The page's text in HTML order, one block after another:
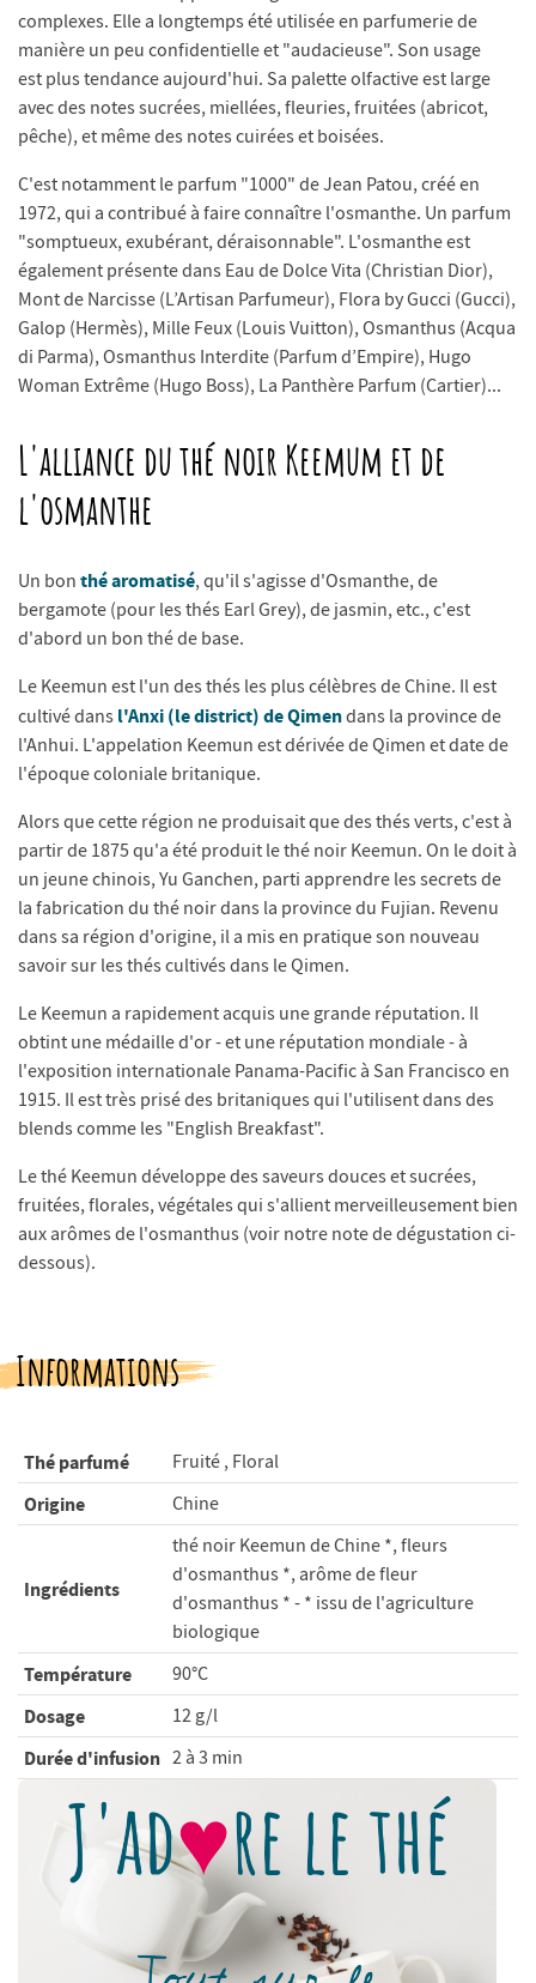
complexes. Elle a longtemps été utilisée en parfumerie de
manière un peu confidentielle et "audacieuse". Son usage
est plus tendance aujourd'hui. Sa palette olfactive est large
avec des notes sucrées, miellées, fleuries, fruitées (abricot,
pêche), et même des notes cuirées et boisées.
C'est notamment le parfum "1000" de Jean Patou, créé en
1972, qui a contribué à faire connaître l'osmanthe. Un parfum
"somptueux, exubérant, déraisonnable". L'osmanthe est
également présente dans Eau de Dolce Vita (Christian Dior),
Mont de Narcisse (L’Artisan Parfumeur), Flora by Gucci (Gucci),
Galop (Hermès), Mille Feux (Louis Vuitton), Osmanthus (Acqua
di Parma), Osmanthus Interdite (Parfum d’Empire), Hugo
Woman Extrême (Hugo Boss), La Panthère Parfum (Cartier)...
L'alliance du thé noir Keemum et de
l'osmanthe
Un bon thé aromatisé, qu'il s'agisse d'Osmanthe, de
bergamote (pour les thés Earl Grey), de jasmin, etc., c'est
d'abord un bon thé de base.
Le Keemun est l'un des thés les plus célèbres de Chine. Il est
cultivé dans l'Anxi (le district) de Qimendans la province de
l'Anhui. L'appelation Keemun est dérivée de Qimen et date de
l'époque coloniale britanique.
Alors que cette région ne produisait que des thés verts, c'est à
partir de 1875 qu'a été produit le thé noir Keemun. On le doit à
un jeune chinois, Yu Ganchen, parti apprendre les secrets de
la fabrication du thé noir dans la province du Fujian. Revenu
dans sa région d'origine, il a mis en pratique son nouveau
savoir sur les thés cultivés dans le Qimen.
Le Keemun a rapidement acquis une grande réputation. Il
obtint une médaille d'or - et une réputation mondiale - à
l'exposition internationale Panama-Pacific à San Francisco en
1915. Il est très prisé des britaniques qui l'utilisent dans des
blends comme les "English Breakfast".
Le thé Keemun développe des saveurs douces et sucrées,
fruitées, florales, végétales qui s'allient merveilleusement bien
aux arômes de l'osmanthus (voir notre note de dégustation ci-
dessous).
Informations
Thé parfumé
Fruité , Floral
Origine
Chine
Ingrédients
thé noir Keemun de Chine *, fleurs
d'osmanthus *, arôme de fleur
d'osmanthus * - * issu de l'agriculture
biologique
Température
90°C
Dosage
12 g/l
Durée d'infusion 2 à 3 min